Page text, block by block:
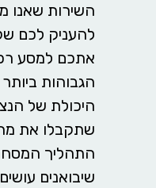
להעניק לכם
אתכם למסע
הגבוהות
היכולת של
שתקבלו את
התהליך
שיבואנים